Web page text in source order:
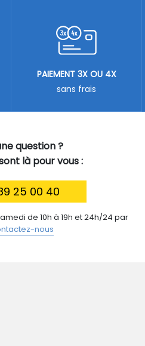
question ?
là pour vous :
25 00 40
de 10h à 19h et 24h/24 par
nous
PAIEMENT 3X OU 4X
sans frais